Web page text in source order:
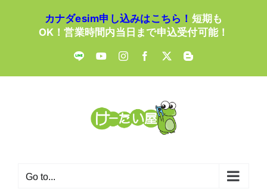
カナダesim申し込みはこちら！ 短期も
OK！営業時間内当日まで申込受付可能！
LINE YouTubeInstagramFacebook
X Blogger
Go to...